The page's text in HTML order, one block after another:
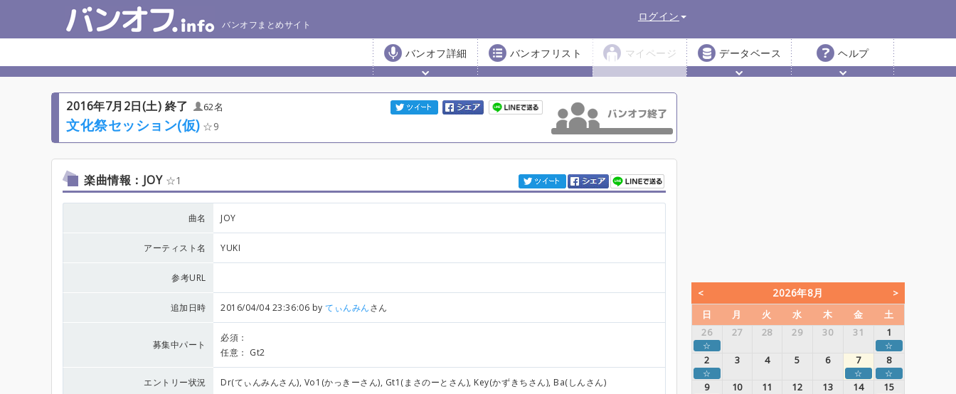
バンオフまとめサイト
ログイン
バンオフ詳細 バンオフリスト マイページ データベース ヘルプ
2016年7月2日(土) 終了 62名
文化祭セッション(仮) 9
楽曲情報：JOY 1
曲名 JOY
アーティスト名 YUKI
参考URL
追加日時 2016/04/04 23:36:06 byてぃんみんさん
募集中パート
必須：
任意： Gt2
エントリー状況 Dr(てぃんみんさん), Vo1(かっきーさん), Gt1(まさのーとさん), Key(かずきちさん), Ba(しんさん)
2026年8月
日 月 火 水 木 金
土
26
27 28 29 30 31 1
☆ ☆
2 3 4 5 6 7 8
☆ ☆ ☆
9 10 11 12 13 14 15